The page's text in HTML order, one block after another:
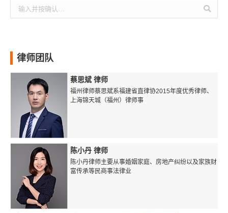
索：
律师团队
蔡思斌 律师
福州律师蔡思斌系福建省直律协2015年度优秀律师、
上海锦天城（福州）律师事
陈小丹 律师
陈小丹律师主要从事婚姻家庭、房地产纠纷以及家族财
富传承等民商事法律业